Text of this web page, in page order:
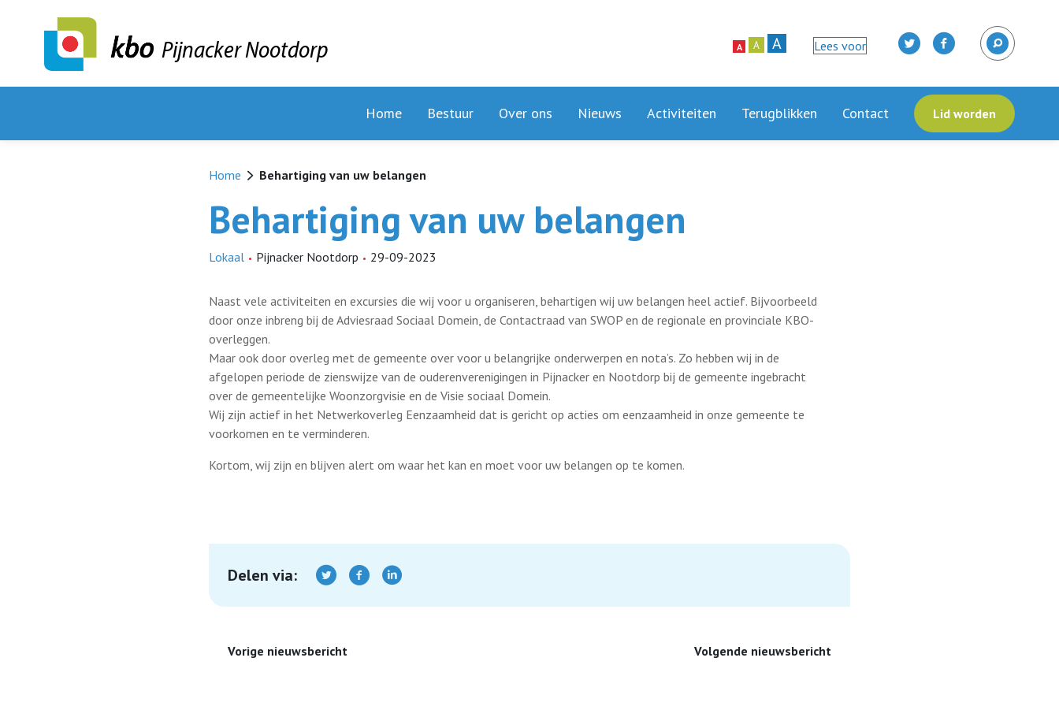
Pijnacker Nootdorp A A A Lees voor
Home Bestuur Over ons Nieuws Activiteiten Terugblikken Contact Lid worden
Home Behartiging van uw belangen
Behartiging van uw belangen
Lokaal Pijnacker Nootdorp 29-09-2023
Naast vele activiteiten en excursies die wij voor u organiseren, behartigen wij uw belangen heel actief. Bijvoorbeeld
door onze inbreng bij de Adviesraad Sociaal Domein, de Contactraad van SWOP en de regionale en provinciale KBO-
overleggen.
Maar ook door overleg met de gemeente over voor u belangrijke onderwerpen en nota’s. Zo hebben wij in de
afgelopen periode de zienswijze van de ouderenverenigingen in Pijnacker en Nootdorp bij de gemeente ingebracht
over de gemeentelijke Woonzorgvisie en de Visie sociaal Domein.
Wij zijn actief in het Netwerkoverleg Eenzaamheid dat is gericht op acties om eenzaamheid in onze gemeente te
voorkomen en te verminderen.
Kortom, wij zijn en blijven alert om waar het kan en moet voor uw belangen op te komen.
Delen via:
Vorige nieuwsbericht Volgende nieuwsbericht